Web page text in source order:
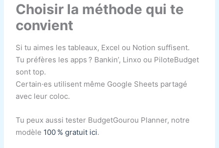
Choisir la méthode qui te
convient
Si tu aimes les tableaux, Excel ou Notion suffisent.
Tu préfères les apps ? Bankin’, Linxo ou PiloteBudget
sont top.
Certain·es utilisent même Google Sheets partagé
avec leur coloc.
Tu peux aussi tester BudgetGourou Planner, notre
modèle 100 % gratuit ici.